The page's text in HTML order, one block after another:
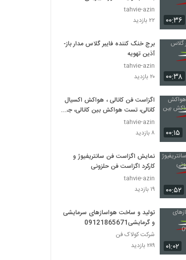
۰۰:۳۶
tahvie-azin
۲۲ بازدید
۰۰:۳۸
برج خنک کننده فایبر گلاس مدار باز-
آذین تهویه
tahvie-azin
۲۰ بازدید
۰۰:۱۵
اگزاست فن کانالی ، هواکش اکسیال
کانالی، تست هواکش بین کانالی، جت
فن
tahvie-azin
۸ بازدید
۰۰:۵۲
نمایش اگزاست فن سانتریفیوژ و
کارکرد اگزاست فن حلزونی
tahvie-azin
۱۹ بازدید
۰۱:۰۲
تولید و ساخت هواسازهای سرمایشی
و گرمایشی09121865671
شرکت کولاک فن
۲۸۹ بازدید